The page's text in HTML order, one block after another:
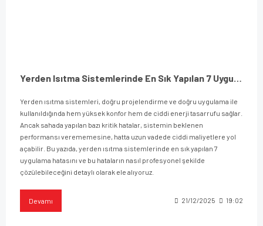
Yerden Isıtma Sistemlerinde En Sık Yapılan 7 Uygulama Hatası ve Profesyonel Çözüm Yolları
Yerden ısıtma sistemleri, doğru projelendirme ve doğru uygulama ile
kullanıldığında hem yüksek konfor hem de ciddi enerji tasarrufu sağlar.
Ancak sahada yapılan bazı kritik hatalar, sistemin beklenen
performansı verememesine, hatta uzun vadede ciddi maliyetlere yol
açabilir. Bu yazıda, yerden ısıtma sistemlerinde en sık yapılan 7
uygulama hatasını ve bu hataların nasıl profesyonel şekilde
çözülebileceğini detaylı olarak ele alıyoruz.
Devamı 21/12/2025 19:02